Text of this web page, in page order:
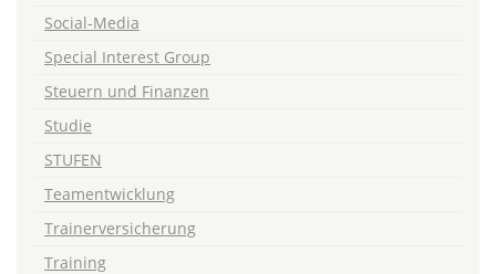
Social-Media
Special Interest Group
Steuern und Finanzen
Studie
STUFEN
Teamentwicklung
Trainerversicherung
Training